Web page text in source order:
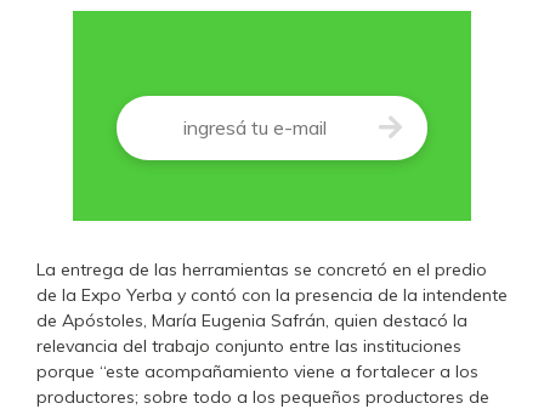
Correo
La entrega de las herramientas se concretó en el predio
de la Expo Yerba y contó con la presencia de la intendente
de Apóstoles, María Eugenia Safrán, quien destacó la
relevancia del trabajo conjunto entre las instituciones
porque “este acompañamiento viene a fortalecer a los
productores; sobre todo a los pequeños productores de